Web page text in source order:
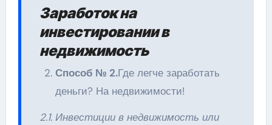
Заработок на
инвестировании в
недвижимость
Способ № 2.Где легче заработать
деньги? На недвижимости!
2.1. Инвестиции в недвижимость или